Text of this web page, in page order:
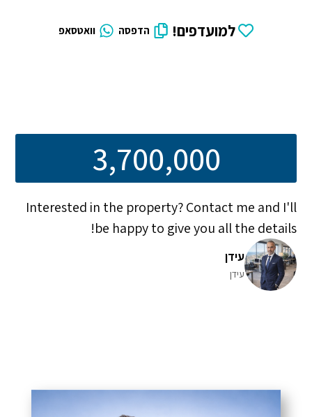
למועדפים! הדפסה וואטסאפ
3,700,000
Interested in the property? Contact me and I'll
be happy to give you all the details!
עידן
עידן